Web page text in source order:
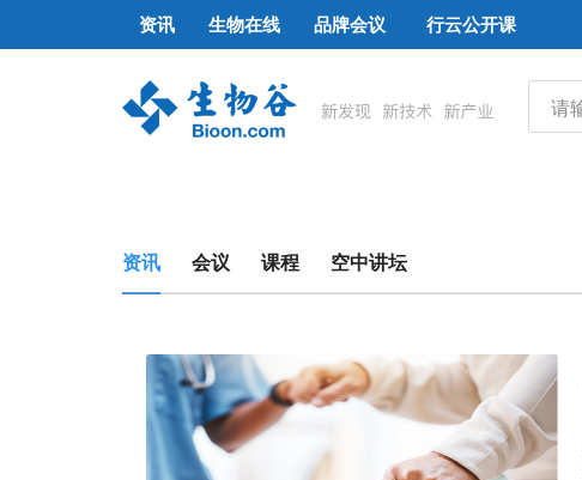
资讯 生物在线 品牌会议 行云公开课
资讯 会议 课程 空中讲坛